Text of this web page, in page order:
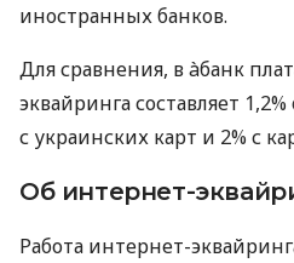
иностранных банков.
Для сравнения, в àбанк
эквайринга составляет
с украинских карт и 2% с
Об интернет-
Работа интернет-